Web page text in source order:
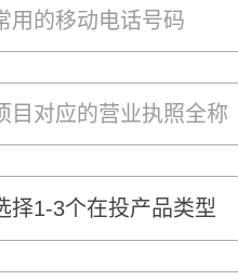
择1-3个在投产品类型